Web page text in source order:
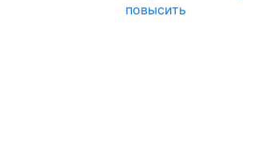
повысить